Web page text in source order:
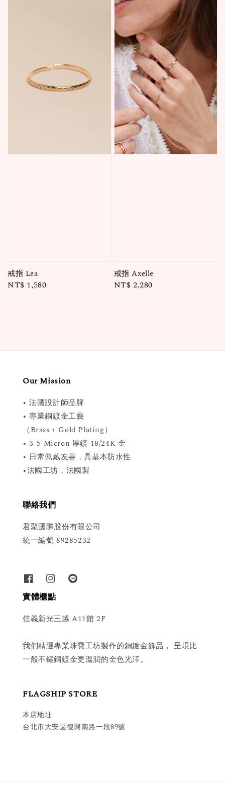
戒指 Lea
Regular
NT$ 1,580
戒指 Axelle
Regular
NT$ 2,280
Our Mission
• 法國設計師品牌
• 專業銅鍍金工藝
（Brass + Gold Plating）
• 3-5 Micron 厚鍍 18/24K 金
• 日常佩戴友善，具基本防水性
•法國工坊，法國製
聯絡我們
君聚國際股份有限公司
統一編號 89285232
實體櫃點
信義新光三越 A11館 2F
我們精選專業珠寶工坊製作的銅鍍金飾品， 呈現比
一般不鏽鋼鍍金更溫潤的金色光澤。
FLAGSHIP STORE
本店地址
台北市大安區復興南路一段89號